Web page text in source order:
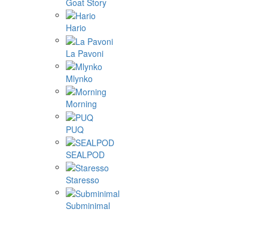
Hario
La Pavoni
Mlynko
Morning
PUQ
SEALPOD
Staresso
Subminimal